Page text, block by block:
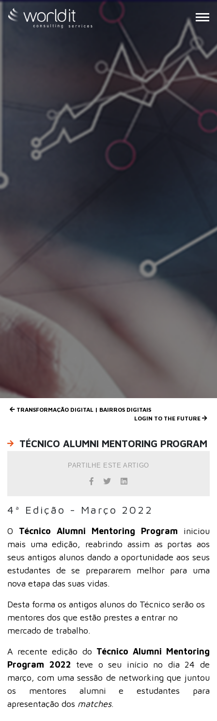
PT
TRANSFORMAÇÃO DIGITAL | BAIRROS DIGITAIS
LOGIN TO THE FUTURE
TÉCNICO ALUMNI MENTORING PROGRAM
PARTILHE ESTE ARTIGO
4ª Edição - Março 2022
O Técnico Alumni Mentoring Program iniciou
mais uma edição, reabrindo assim as portas aos
seus antigos alunos dando a oportunidade aos seus
estudantes de se prepararem melhor para uma
nova etapa das suas vidas.
Desta forma os antigos alunos do Técnico serão os
mentores dos que estão prestes a entrar no
mercado de trabalho.
A recente edição do Técnico Alumni Mentoring
Program 2022 teve o seu início no dia 24 de
março, com uma sessão de networking que juntou
os mentores alumni e estudantes para
apresentação dos matches.